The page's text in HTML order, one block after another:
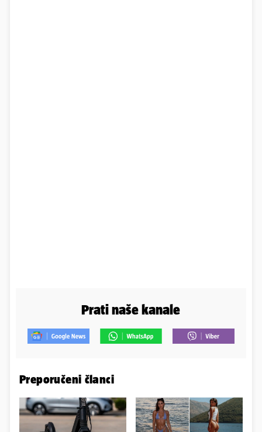
Prati naše kanale
Preporučeni članci